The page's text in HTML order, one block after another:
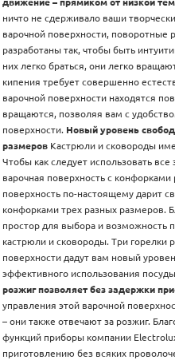
движение – прямиком от низкой
ничто не сдерживало ваши
варочной поверхности, поворотные
разработаны так, чтобы быть
них легко браться, они легко
кипения требует совершенно
варочной поверхности находятся
вращаются, позволяя вам с
поверхности. Новый уровень
размеров Кастрюли и сковороды
Чтобы как следует использовать
варочная поверхность с
поверхность по-настоящему дарит
конфорками трех разных размеров.
простор для выбора и возможность
кастрюли и сковороды. Три горелки разных размеров этой варочной
поверхности дадут вам новый
эффективного использования
розжиг позволяет без задержки
управления этой варочной
– они также отвечают за розжиг.
функций приборы компании
приготовлению без всяких